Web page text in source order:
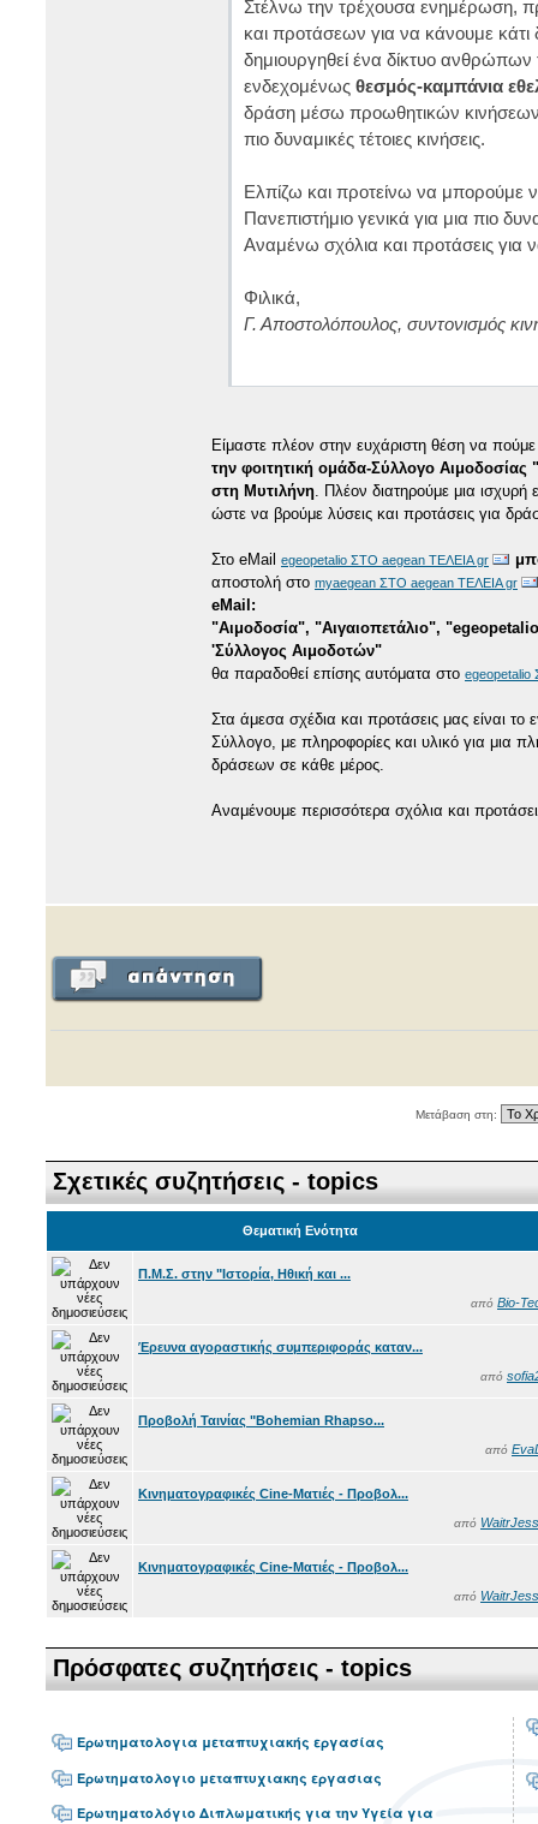
Στέλνω την τρέχουσα ενημέρωση,
και προτάσεων για να κάνουμε κάτι
δημιουργηθεί ένα δίκτυο ανθρώπων
ενδεχομένως θεσμός-καμπάνια
δράση μέσω προωθητικών
πιο δυναμικές τέτοιες κινήσεις.
Ελπίζω και προτείνω να μπορούμε
Πανεπιστήμιο γενικά για μια πιο
Αναμένω σχόλια και προτάσεις για
Φιλικά,
Γ. Αποστολόπουλος, συντονισμός
Είμαστε πλέον στην ευχάριστη θέση να
την φοιτητική ομάδα-Σύλλογο Αιμοδοσίας
στη Μυτιλήνη . Πλέον διατηρούμε μια
ώστε να βρούμε λύσεις και προτάσεις για
Στο eMail egeopetalio ΣΤΟ aegean ΤΕΛΕΙΑ gr
αποστολή στο myaegean ΣΤΟ aegean ΤΕΛΕΙΑ gr
eMail:
"Αιμοδοσία", "Αιγαιοπετάλιο",
'Σύλλογος Αιμοδοτών"
θα παραδοθεί επίσης αυτόματα στο egeopetalio
Στα άμεσα σχέδια και προτάσεις μας είναι το
Σύλλογο, με πληροφορίες και υλικό για μια
δράσεων σε κάθε μέρος.
Αναμένουμε περισσότερα σχόλια και
Μετάβαση στη:
Σχετικές συζητήσεις - topics
Θεματική Ενότητα
Π.Μ.Σ. στην "Ιστορία, Ηθική και ...
από Bio-
Έρευνα αγοραστικής συμπεριφοράς καταν...
από
Προβολή Ταινίας "Bohemian Rhapso...
από
Κινηματογραφικές Cine-Ματιές - Προβολ...
από
Κινηματογραφικές Cine-Ματιές - Προβολ...
από
Πρόσφατες συζητήσεις - topics
Ερωτηματολογια μεταπτυχιακής εργασίας
Ερωτηματολογιο μεταπτυχιακης εργασιας
Ερωτηματολόγιο Διπλωματικής για την Υγεία για